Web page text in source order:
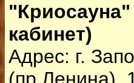
"Криосауна"
кабинет)
Адрес: г.